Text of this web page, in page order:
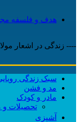
هدف و فلسفه
---- زندگی در اشعار
سبک زندگی
مد و فشن
مادر و کودک
تحصیلات
آشپزی